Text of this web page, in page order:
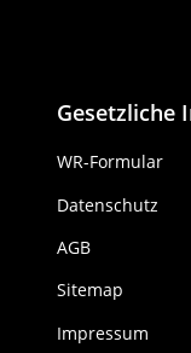
Gesetzliche
WR-Formular
Datenschutz
AGB
Sitemap
Impressum